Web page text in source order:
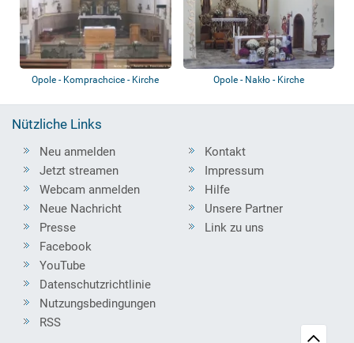
Opole - Komprachcice - Kirche Opole - Nakło - Kirche
Nützliche Links
Neu anmelden
Jetzt streamen
Webcam anmelden
Neue Nachricht
Presse
Kontakt
Impressum
Hilfe
Unsere Partner
Link zu uns
Facebook
YouTube
Datenschutzrichtlinie
Nutzungsbedingungen
RSS